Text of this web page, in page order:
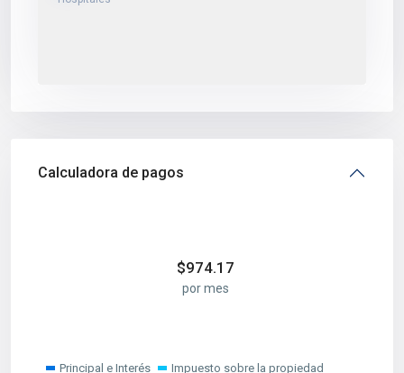
Calculadora de pagos
$974.17
por mes
Principal e Interés Impuesto sobre la propiedad